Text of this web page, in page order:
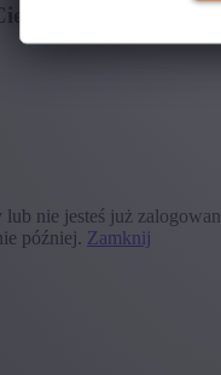
nie jesteś już
później. Zamknij